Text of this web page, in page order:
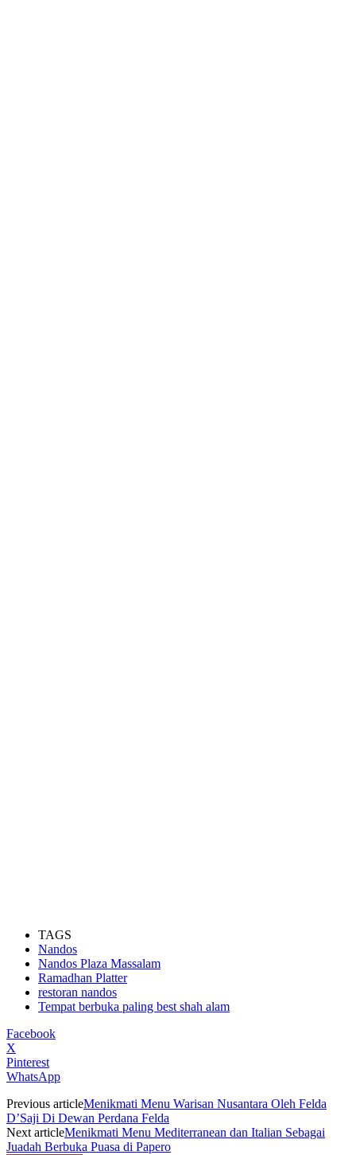
TAGS
Nandos
Nandos Plaza Massalam
Ramadhan Platter
restoran nandos
Tempat berbuka paling best shah alam
Facebook
X
Pinterest
WhatsApp
Previous articleMenikmati Menu Warisan Nusantara Oleh Felda
D’Saji Di Dewan Perdana Felda
Next articleMenikmati Menu Mediterranean dan Italian Sebagai
Juadah Berbuka Puasa di Papero